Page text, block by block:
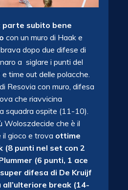
parte subito bene
con un muro di Haak e
dopo due difese di
a siglare i punti del
time out delle polacche.
Resovia con muro, difesa
che riavvicina
squadra ospite (11-10).
Woloszdecide che è il
il gioco e trova ottime
(8 punti nel set con 2
(6 punti, 1 ace
difesa di De Kruijf
break (14-